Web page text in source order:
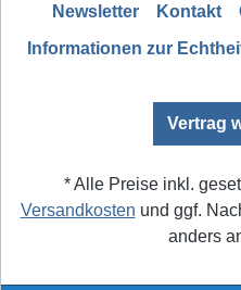
Newsletter
Kontakt
Informationen zur
Vertrag
* Alle Preise inkl.
Versandkosten und ggf.
anders